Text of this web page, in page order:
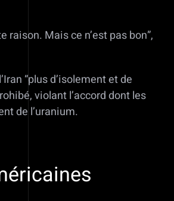
Mais ce n’est pas bon”,
“plus d’isolement et de
violant l’accord dont les
de l’uranium.